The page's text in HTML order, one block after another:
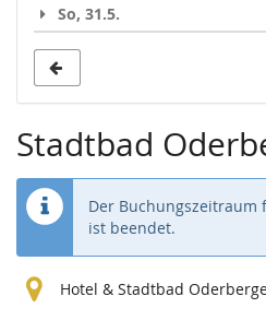
So, 31.5.
Stadtbad
Der Buchungszeitraum
ist beendet.
Hotel & Stadtbad